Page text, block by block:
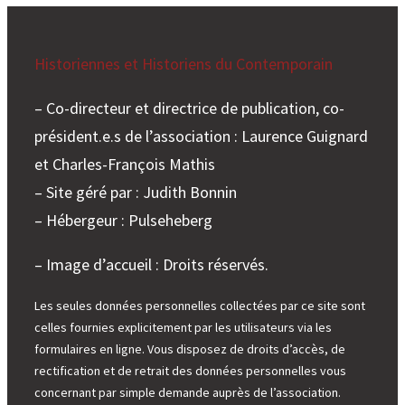
Historiennes et Historiens du Contemporain
– Co-directeur et directrice de publication, co-
président.e.s de l’association : Laurence Guignard
et Charles-François Mathis
– Site géré par : Judith Bonnin
– Hébergeur : Pulseheberg
– Image d’accueil : Droits réservés.
Les seules données personnelles collectées par ce site sont
celles fournies explicitement par les utilisateurs via les
formulaires en ligne. Vous disposez de droits d’accès, de
rectification et de retrait des données personnelles vous
concernant par simple demande auprès de l’association.